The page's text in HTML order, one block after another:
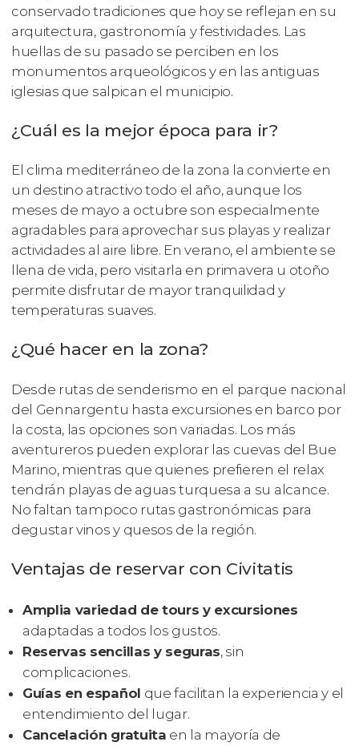
conservado tradiciones que hoy se reflejan en su
arquitectura, gastronomía y festividades. Las
huellas de su pasado se perciben en los
monumentos arqueológicos y en las antiguas
iglesias que salpican el municipio.
¿Cuál es la mejor época para ir?
El clima mediterráneo de la zona la convierte en
un destino atractivo todo el año, aunque los
meses de mayo a octubre son especialmente
agradables para aprovechar sus playas y realizar
actividades al aire libre. En verano, el ambiente se
llena de vida, pero visitarla en primavera u otoño
permite disfrutar de mayor tranquilidad y
temperaturas suaves.
¿Qué hacer en la zona?
Desde rutas de senderismo en el parque nacional
del Gennargentu hasta excursiones en barco por
la costa, las opciones son variadas. Los más
aventureros pueden explorar las cuevas del Bue
Marino, mientras que quienes prefieren el relax
tendrán playas de aguas turquesa a su alcance.
No faltan tampoco rutas gastronómicas para
degustar vinos y quesos de la región.
Ventajas de reservar con Civitatis
Amplia variedad de tours y excursiones
adaptadas a todos los gustos.
Reservas sencillas y seguras, sin
complicaciones.
Guías en español que facilitan la experiencia y el
entendimiento del lugar.
Cancelación gratuita en la mayoría de